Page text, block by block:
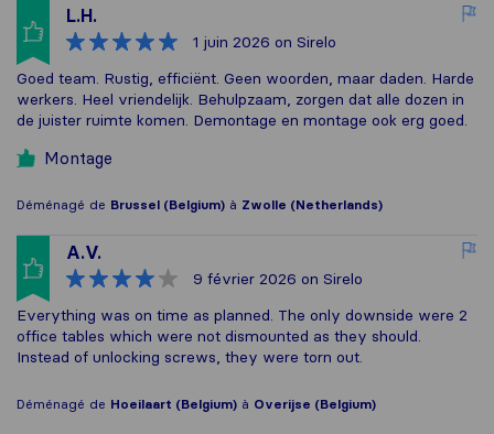
L.H.
1 juin 2026 on Sirelo
Goed team. Rustig, efficiënt. Geen woorden, maar daden. Harde
werkers. Heel vriendelijk. Behulpzaam, zorgen dat alle dozen in
de juister ruimte komen. Demontage en montage ook erg goed.
Montage
Déménagé de Brussel (Belgium) à Zwolle (Netherlands)
A.V.
9 février 2026 on Sirelo
Everything was on time as planned. The only downside were 2
office tables which were not dismounted as they should.
Instead of unlocking screws, they were torn out.
Déménagé de Hoeilaart (Belgium) à Overijse (Belgium)